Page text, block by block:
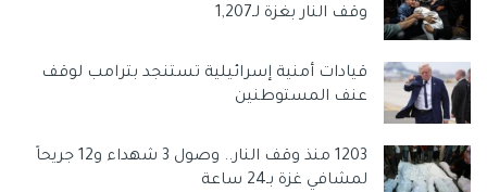
وقف النار بغزة لـ1,207
قيادات أمنية إسرائيلية تستنجد بترامب لوقف
عنف المستوطنين
1203 منذ وقف النار.. وصول 3 شهداء و12 جريحاً
لمشافي غزة بـ24 ساعة